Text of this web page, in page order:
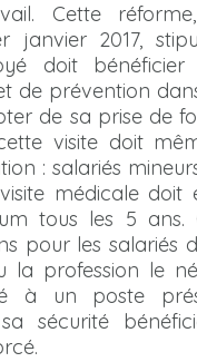
Cette
janvier 2017,
doit bénéficier
de prévention
de sa prise de
visite doit
: salariés
médicale doit
tous les 5 ans.
pour les salariés
la profession le
à un poste
sécurité